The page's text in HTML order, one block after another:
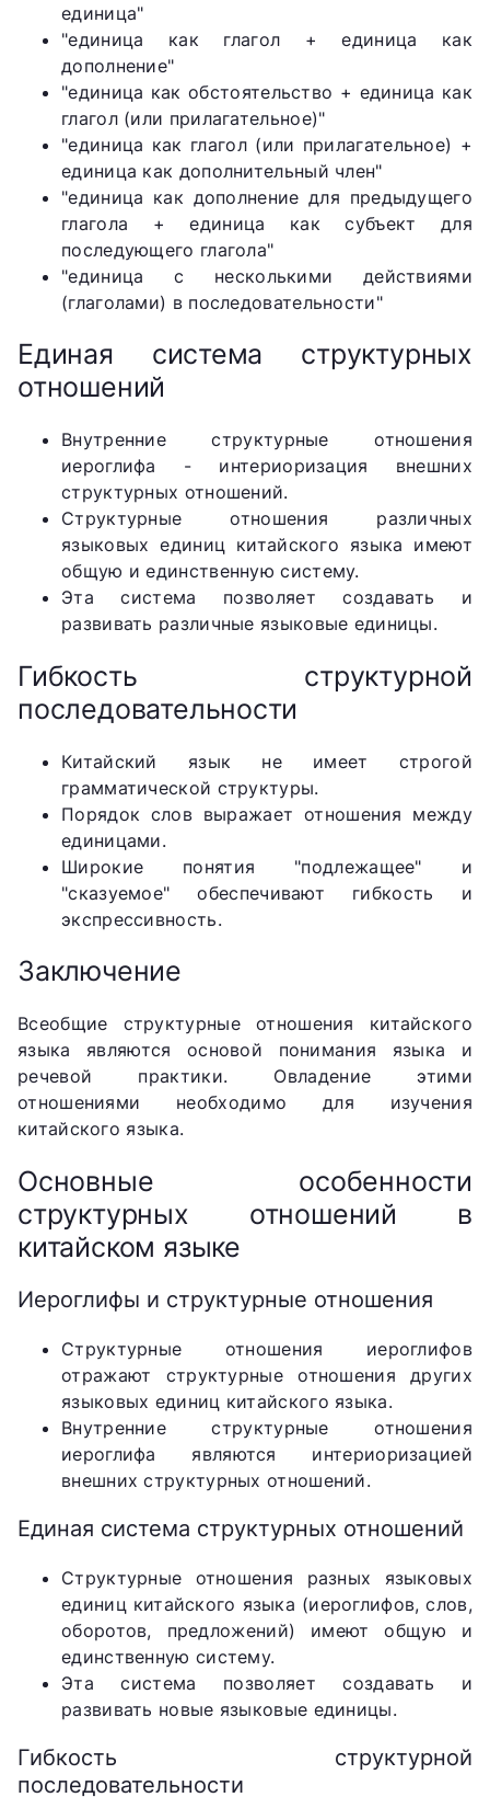
единица"
"единица как глагол + единица как
дополнение"
"единица как обстоятельство + единица как
глагол (или прилагательное)"
"единица как глагол (или прилагательное) +
единица как дополнительный член"
"единица как дополнение для предыдущего
глагола + единица как субъект для
последующего глагола"
"единица с несколькими действиями
(глаголами) в последовательности"
Единая система структурных
отношений
Внутренние структурные отношения
иероглифа - интериоризация внешних
структурных отношений.
Структурные отношения различных
языковых единиц китайского языка имеют
общую и единственную систему.
Эта система позволяет создавать и
развивать различные языковые единицы.
Гибкость структурной
последовательности
Китайский язык не имеет строгой
грамматической структуры.
Порядок слов выражает отношения между
единицами.
Широкие понятия "подлежащее" и
"сказуемое" обеспечивают гибкость и
экспрессивность.
Заключение
Всеобщие структурные отношения китайского
языка являются основой понимания языка и
речевой практики. Овладение этими
отношениями необходимо для изучения
китайского языка.
Основные особенности
структурных отношений в
китайском языке
Иероглифы и структурные отношения
Структурные отношения иероглифов
отражают структурные отношения других
языковых единиц китайского языка.
Внутренние структурные отношения
иероглифа являются интериоризацией
внешних структурных отношений.
Единая система структурных отношений
Структурные отношения разных языковых
единиц китайского языка (иероглифов, слов,
оборотов, предложений) имеют общую и
единственную систему.
Эта система позволяет создавать и
развивать новые языковые единицы.
Гибкость структурной
последовательности